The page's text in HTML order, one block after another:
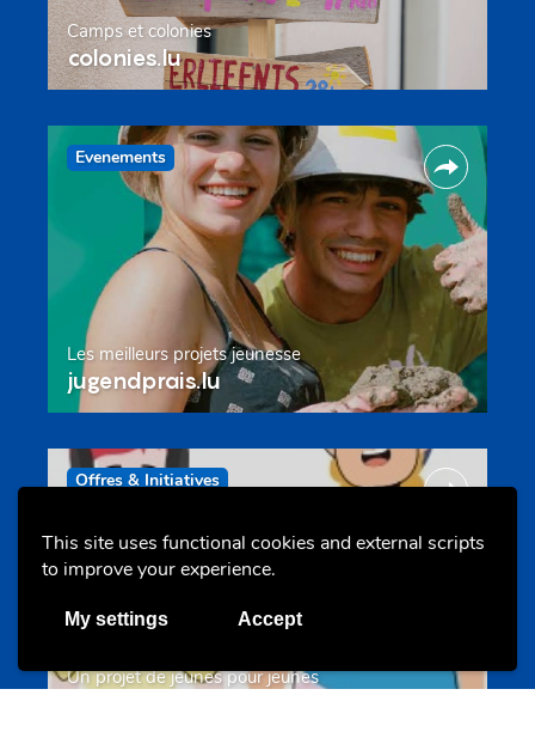
This site uses functional cookies and external scripts
to improve your experience.
My settings Accept
Camps et colonies
colonies.lu
Evenements
Les meilleurs projets jeunesse
jugendprais.lu
Offres & Initiatives
Un projet de jeunes pour jeunes